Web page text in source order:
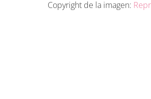
Copyright de la imagen: